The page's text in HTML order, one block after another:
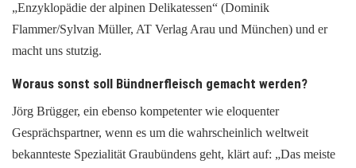
„Enzyklopädie der alpinen Delikatessen“ (Dominik
Flammer/Sylvan Müller, AT Verlag Arau und München) und er
macht uns stutzig.
Woraus sonst soll Bündnerfleisch gemacht werden?
Jörg Brügger, ein ebenso kompetenter wie eloquenter
Gesprächspartner, wenn es um die wahrscheinlich weltweit
bekannteste Spezialität Graubündens geht, klärt auf: „Das meiste